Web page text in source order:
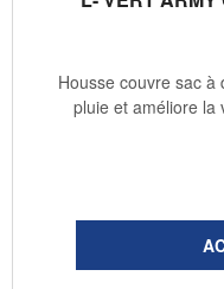
Housse couvre sac à
pluie et améliore la